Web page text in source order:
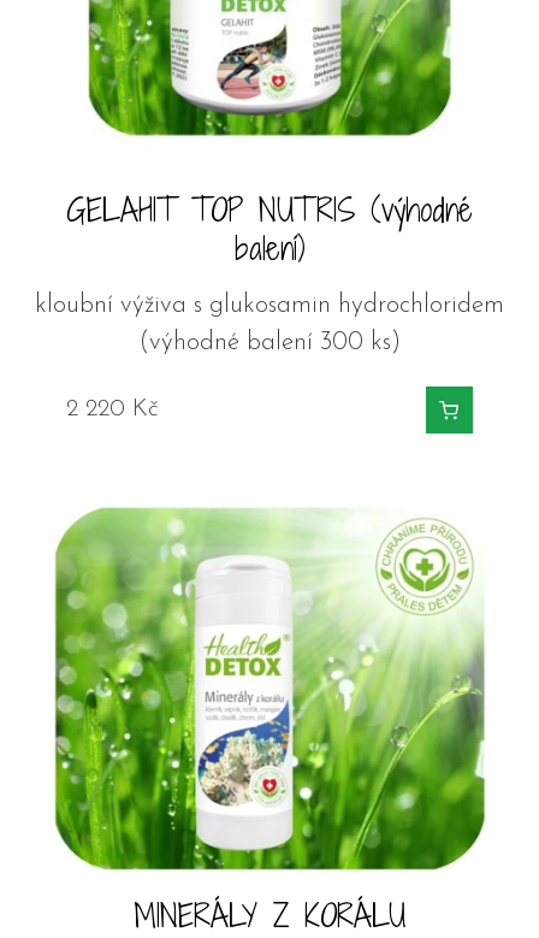
GELAHIT TOP NUTRIS (výhodné
balení)
kloubní výživa s glukosamin hydrochloridem
(výhodné balení 300 ks)
2 220 Kč
MINERÁLY Z KORÁLU